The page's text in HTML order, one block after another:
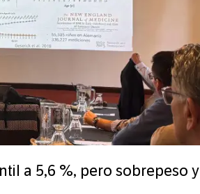
a 5,6 %, pero sobrepeso y